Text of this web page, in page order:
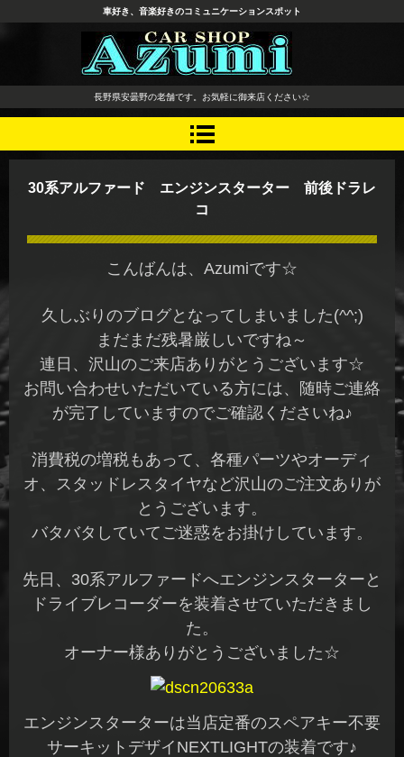
長野県 安曇野市 タイヤ ホ
イール デッドニング カーオ
ーディオ レカロシート
車好き、音楽好きのコミュニケーションスポット
長野県安曇野の老舗です。お気軽に御来店ください☆
30系アルファード エンジンスターター 前後ドラレ
コ
こんばんは、Azumiです☆
久しぶりのブログとなってしまいました(^^;)
まだまだ残暑厳しいですね～
連日、沢山のご来店ありがとうございます☆
お問い合わせいただいている方には、随時ご連絡
が完了していますのでご確認くださいね♪
消費税の増税もあって、各種パーツやオーディ
オ、スタッドレスタイヤなど沢山のご注文ありが
とうございます。
バタバタしていてご迷惑をお掛けしています。
先日、30系アルファードへエンジンスターターと
ドライブレコーダーを装着させていただきまし
た。
オーナー様ありがとうございました☆
エンジンスターターは当店定番のスペアキー不要
サーキットデザイNEXTLIGHTの装着です♪